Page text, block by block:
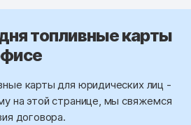
топливные карты
карты для юридических лиц -
на этой странице, мы свяжемся
договора.